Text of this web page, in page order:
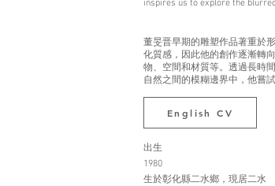
inspires us to explore the
董旻晋早期的雕塑作品著重於
化質感，因此他的創作逐漸轉
物、空間和材質等。透過長時
自然之間的模糊邊界中，他嘗
English CV
出生
1980
生於彰化縣二水鄉，現居二水